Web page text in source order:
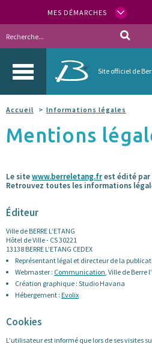
MES DÉMARCHES
Site officiel de
Accueil Informations légales
Mentions
Le sitewww.berreletang.frest édité par
Retrouvez toutes les informations
Éditeur
Ville de BERRE L’ETANG
Hôtel de Ville - CS 30221
13138 BERRE L’ETANG CEDEX
Représentant légal et directeur de la
Webmaster : Communication , Ville de Berre
Création graphique : Studio Havana
Hébergement : Evolix
Cookies
L’utilisateur est informé que lors de ses visites